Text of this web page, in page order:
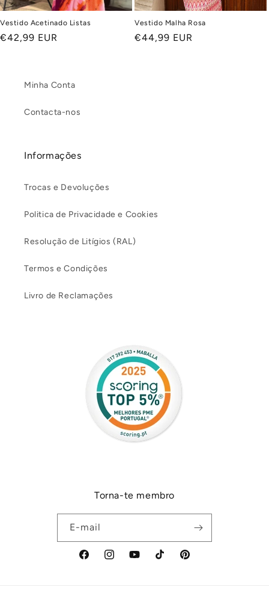
Vestido Acetinado Listas
Preço
€42,99 EUR
Vestido Malha Rosa
Preço
€44,99 EUR
Minha Conta
Contacta-nos
Informações
Trocas e Devoluções
Politica de Privacidade e Cookies
Resolução de Litígios (RAL)
Termos e Condições
Livro de Reclamações
Torna-te membro
E-mail
FacebookInstagramYouTubeTikTok Pinterest